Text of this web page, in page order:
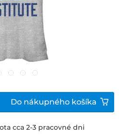
cca 2-3 pracovné dni
Do nákupného košíka